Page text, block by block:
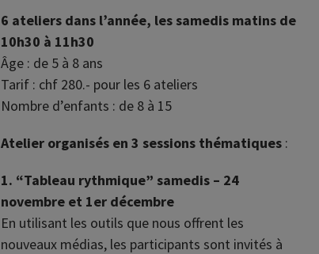
6 ateliers dans l’année, les samedis matins de
10h30 à 11h30
Âge : de 5 à 8 ans
Tarif : chf 280.- pour les 6 ateliers
Nombre d’enfants : de 8 à 15
Atelier organisés en 3 sessions thématiques:
1. “Tableau rythmique” samedis – 24
novembre et 1er décembre
En utilisant les outils que nous offrent les
nouveaux médias, les participants sont invités à